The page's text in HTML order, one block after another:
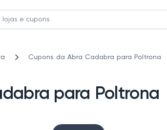
Cupons da Abra Cadabra para Poltrona
para Poltrona